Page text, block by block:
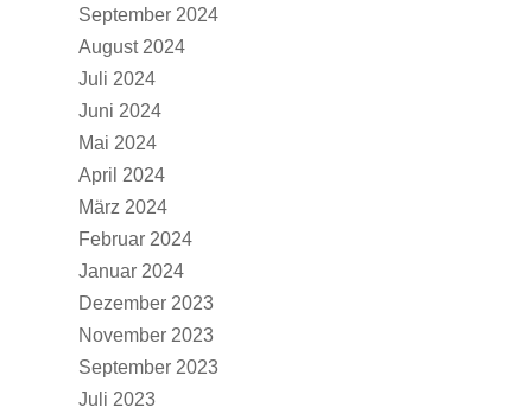
September 2024
August 2024
Juli 2024
Juni 2024
Mai 2024
April 2024
März 2024
Februar 2024
Januar 2024
Dezember 2023
November 2023
September 2023
Juli 2023